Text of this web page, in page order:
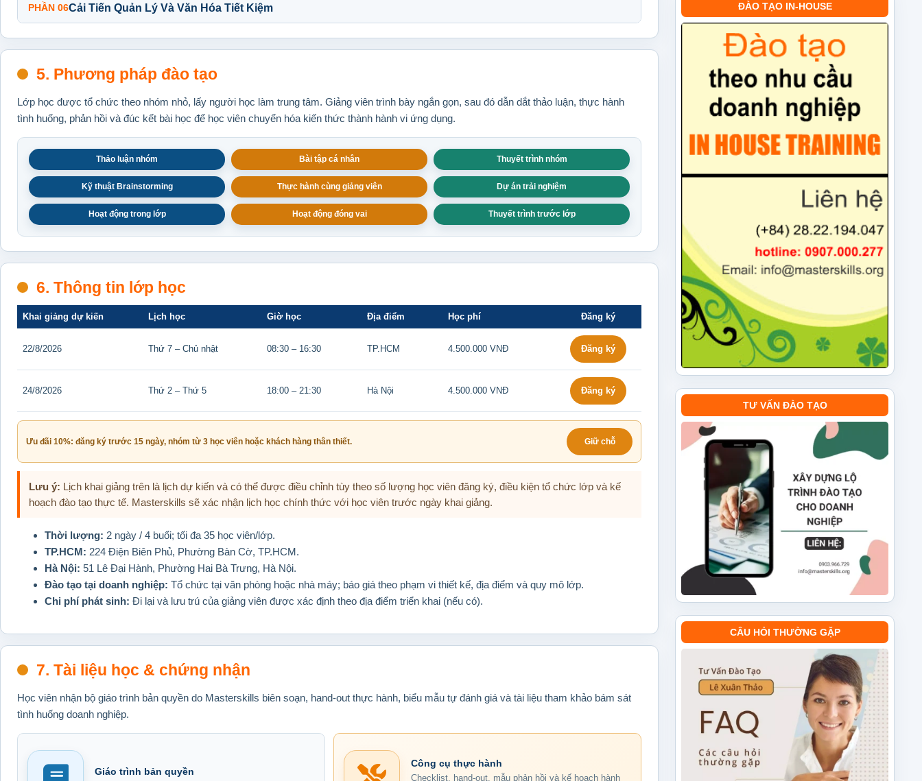
PHẦN 06Cải Tiến Quản Lý Và Văn Hóa Tiết Kiệm
5. Phương pháp đào tạo
Lớp học được tổ chức theo nhóm nhỏ, lấy người học làm trung tâm. Giảng viên trình bày ngắn gọn, sau đó dẫn dắt thảo luận, thực hành
tình huống, phản hồi và đúc kết bài học để học viên chuyển hóa kiến thức thành hành vi ứng dụng.
Thảo luận nhóm Bài tập cá nhân Thuyết trình nhóm
Kỹ thuật Brainstorming Thực hành cùng giảng viên Dự án trải nghiệm
Hoạt động trong lớp Hoạt động đóng vai Thuyết trình trước lớp
6. Thông tin lớp học
Khai giảng dự kiến Lịch học Giờ học Địa điểm Học phí Đăng ký
22/8/2026 Thứ 7 – Chủ nhật 08:30 – 16:30 TP.HCM 4.500.000 VNĐ Đăng ký
24/8/2026 Thứ 2 – Thứ 5 18:00 – 21:30 Hà Nội 4.500.000 VNĐ Đăng ký
Ưu đãi 10%: đăng ký trước 15 ngày, nhóm từ 3 học viên hoặc khách hàng thân thiết. Giữ chỗ
Lưu ý: Lịch khai giảng trên là lịch dự kiến và có thể được điều chỉnh tùy theo số lượng học viên đăng ký, điều kiện tổ chức lớp và kế
hoạch đào tạo thực tế. Masterskills sẽ xác nhận lịch học chính thức với học viên trước ngày khai giảng.
Thời lượng: 2 ngày / 4 buổi; tối đa 35 học viên/lớp.
TP.HCM: 224 Điện Biên Phủ, Phường Bàn Cờ, TP.HCM.
Hà Nội: 51 Lê Đại Hành, Phường Hai Bà Trưng, Hà Nội.
Đào tạo tại doanh nghiệp: Tổ chức tại văn phòng hoặc nhà máy; báo giá theo phạm vi thiết kế, địa điểm và quy mô lớp.
Chi phí phát sinh: Đi lại và lưu trú của giảng viên được xác định theo địa điểm triển khai (nếu có).
7. Tài liệu học & chứng nhận
Học viên nhận bộ giáo trình bản quyền do Masterskills biên soạn, hand-out thực hành, biểu mẫu tự đánh giá và tài liệu tham khảo bám sát
tình huống doanh nghiệp.
Giáo trình bản quyền
Công cụ thực hành
Checklist, hand-out, mẫu phản hồi và kế hoạch hành
ĐÀO TẠO IN-HOUSE
TƯ VẤN ĐÀO TẠO
CÂU HỎI THƯỜNG GẶP